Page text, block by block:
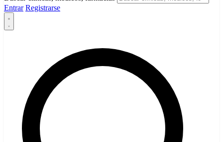
Entrar Registrarse